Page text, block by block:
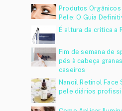
Produtos
Pele: O Guia
É altura da crítica a
Fim de semana de
pés à cabeça
caseiros
Nanoil Retinol Face
pele diários